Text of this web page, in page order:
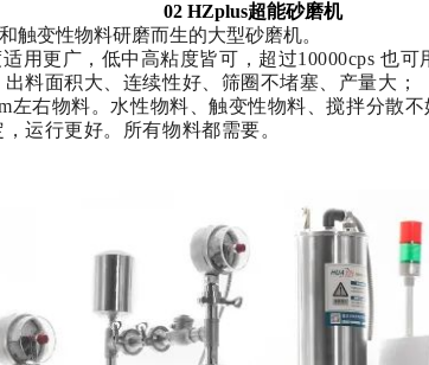
02 HZplus超能砂磨机
触变性物料研磨而生的大型砂磨机。
用更广，低中高粘度皆可，超过10000cps 也可
料面积大、连续性好、筛圈不堵塞、产量大；
左右物料。水性物料、触变性物料、搅拌分散
运行更好。所有物料都需要。